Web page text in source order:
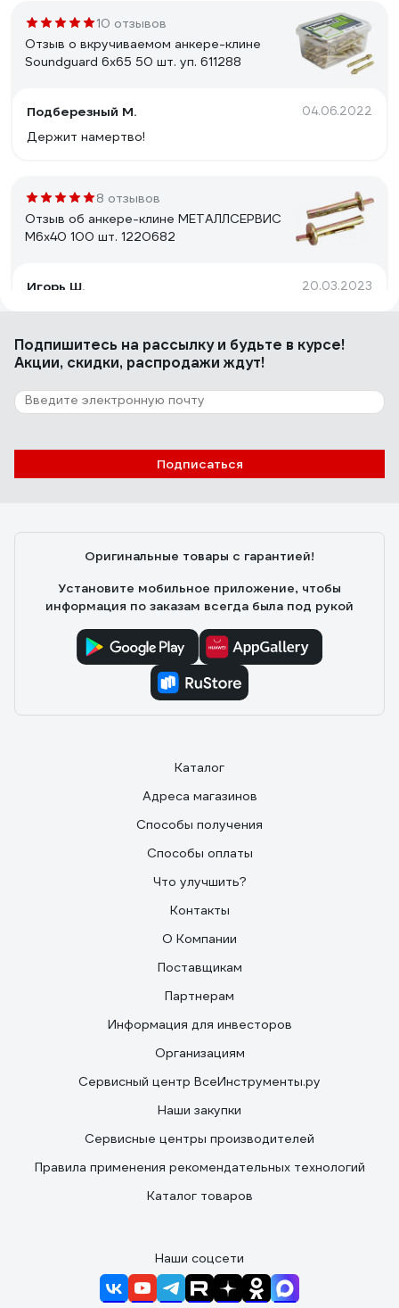
10 отзывов
Отзыв о вкручиваемом анкере-клине
Soundguard 6х65 50 шт. уп. 611288
Подберезный М. 04.06.2022
Держит намертво!
8 отзывов
Отзыв об анкере-клине МЕТАЛЛСЕРВИС
М6x40 100 шт. 1220682
Игорь Ш. 20.03.2023
Хорошо держит
16 отзывов
Отзыв о потолочном анкере-клине КРЕП-
КОМП 6х40 100 шт акт640
Подпишитесь на рассылкуи будьте в курсе!
Акции, скидки, распродажи ждут!
Подписаться
Оригинальные товары с гарантией!
Установите мобильное приложение, чтобы
информация по заказам всегда была под рукой
Каталог
Адреса магазинов
Способы получения
Способы оплаты
Что улучшить?
Контакты
О Компании
Поставщикам
Партнерам
Информация для инвесторов
Организациям
Сервисный центр ВсеИнструменты.ру
Наши закупки
Сервисные центры производителей
Правила применения рекомендательных технологий
Каталог товаров
Наши соцсети